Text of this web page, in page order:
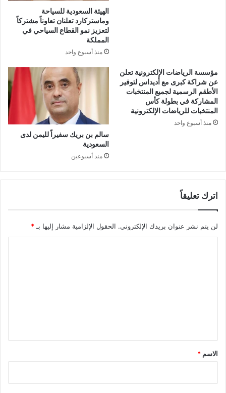
الهيئة السعودية للسياحة
وماستركارد تعلنان تعاوناً مشتركاً
لتعزيز نمو القطاع السياحي في
المملكة
منذ أسبوع واحد
مؤسسة الرياضات الإلكترونية تعلن
عن شراكة كبرى مع أديداس لتوفير
الأطقم الرسمية لجميع المنتخبات
المشاركة في بطولة كأس
المنتخبات للرياضات الإلكترونية
منذ أسبوع واحد
سالم بن بريك سفيراً لليمن لدى
السعودية
منذ أسبوعين
اترك تعليقاً
لن يتم نشر عنوان بريدك الإلكتروني. الحقول الإلزامية مشار إليها بـ *
*
الاسم *